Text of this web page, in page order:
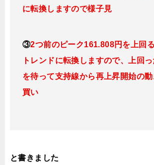
に転換しますので様子見
③2つ前のピーク161.808円を上回
トレンドに転換 しますので、上回
を待って支持線から再上昇開始の
買い
と書きました